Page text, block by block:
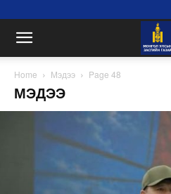
Home Мэдээ Page 48
МЭДЭЭ